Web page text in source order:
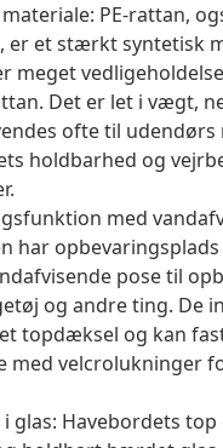
PE-rattan,
er et stærkt syntetisk
meget
Det er let i vægt,
ofte til udendørs
holdbarhed og
med
har
pose til
og andre ting. De
topdæksel og kan
med velcrolukninger
i glas: Havebordets